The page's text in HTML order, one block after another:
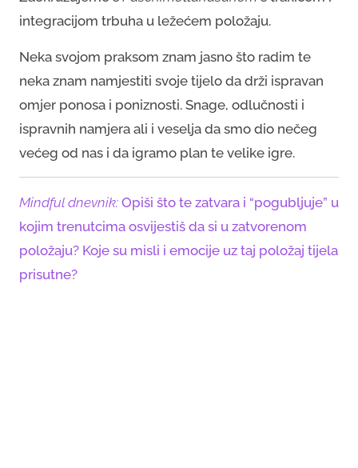
integracijom trbuha u ležećem položaju.
Neka svojom praksom znam jasno što radim te
neka znam namjestiti svoje tijelo da drži ispravan
omjer ponosa i poniznosti. Snage, odlučnosti i
ispravnih namjera ali i veselja da smo dio nečeg
većeg od nas i da igramo plan te velike igre.
Mindful dnevnik: Opiši što te zatvara i “pogubljuje” u
kojim trenutcima osvijestiš da si u zatvorenom
položaju? Koje su misli i emocije uz taj položaj tijela
prisutne?